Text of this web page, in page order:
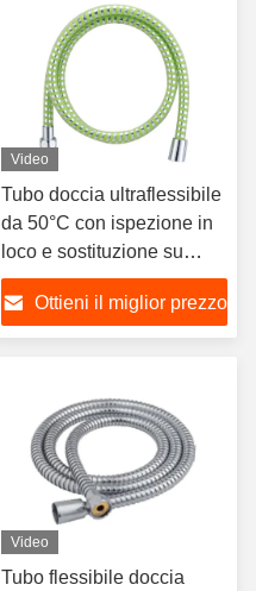
Video
Tubo doccia ultraflessibile
da 50°C con ispezione in
loco e sostituzione su
misura della lunghezza
Ottieni il miglior prezzo
Video
Tubo flessibile doccia